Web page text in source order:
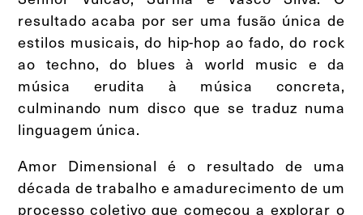
resultado acaba por ser uma fusão única de
estilos musicais, do hip-hop ao fado, do rock
ao techno, do blues à world music e da
música erudita à música concreta,
culminando num disco que se traduz numa
linguagem única.
Amor Dimensional é o resultado de uma
década de trabalho e amadurecimento de um
processo coletivo que começou a explorar o